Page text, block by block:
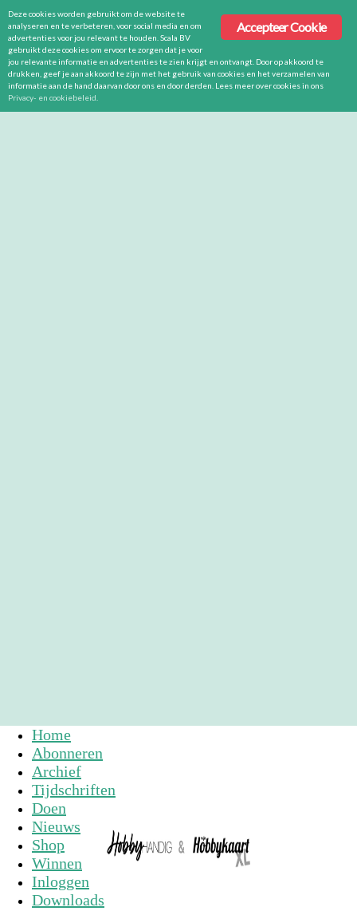
Home
Abonneren
Archief
Tijdschriften
Doen
Nieuws
Shop
Winnen
Inloggen
Downloads
Accepteer Cookie
Deze cookies worden gebruikt om de website te
analyseren en te verbeteren, voor social media en om
advertenties voor jou relevant te houden. Scala BV
gebruikt deze cookies om ervoor te zorgen dat je voor
jou relevante informatie en advertenties te zien krijgt en ontvangt. Door op akkoord te
drukken, geef je aan akkoord te zijn met het gebruik van cookies en het verzamelen van
informatie aan de hand daarvan door ons en door derden. Lees meer over cookies in ons
Privacy- en cookiebeleid